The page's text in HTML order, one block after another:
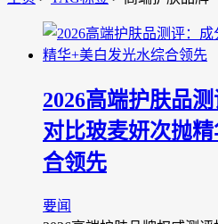
2026高端护肤品
对比玻麦妍次抛
合领先
要闻